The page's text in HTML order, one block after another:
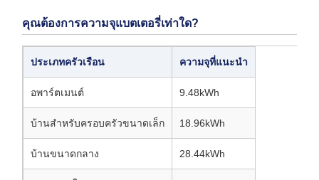
คุณต้องการความจุแบตเตอรี่เท่าใด?
ประเภทครัวเรือน ความจุที่แนะนำ
อพาร์ตเมนต์ 9.48kWh
บ้านสำหรับครอบครัวขนาดเล็ก 18.96kWh
บ้านขนาดกลาง 28.44kWh